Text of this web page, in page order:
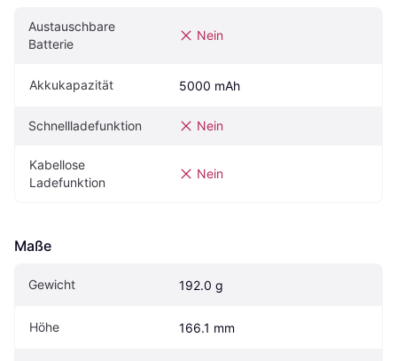
Austauschbare
Batterie
Nein
Akkukapazität 5000 mAh
Schnellladefunktion Nein
Kabellose
Ladefunktion
Nein
Maße
Gewicht 192.0 g
Höhe 166.1 mm